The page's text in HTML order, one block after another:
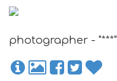
photographer - "***"